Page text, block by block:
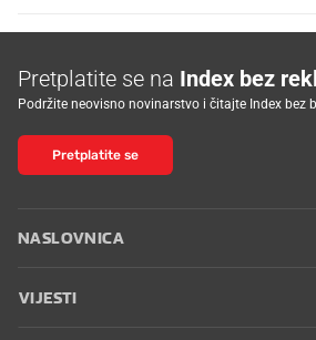
Pretplatite se na Index bez
Podržite neovisno novinarstvo i čitajte Index bez
Pretplatite se
NASLOVNICA
VIJESTI